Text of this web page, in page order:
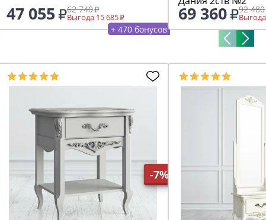
47 055 62 740
Выгода 15 685
+ 470 бонусов
69 360 92 480
-7%